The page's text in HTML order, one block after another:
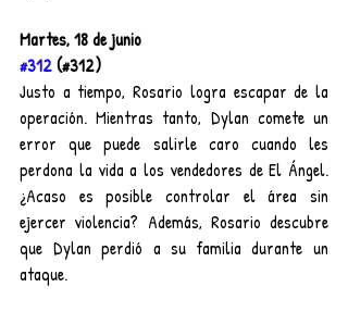
Martes, 18 de junio
#312 (#312)
Justo a tiempo, Rosario logra escapar de la
operación. Mientras tanto, Dylan comete un
error que puede salirle caro cuando les
perdona la vida a los vendedores de El Ángel.
¿Acaso es posible controlar el área sin
ejercer violencia? Además, Rosario descubre
que Dylan perdió a su familia durante un
ataque.